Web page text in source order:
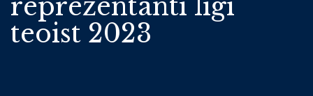
reprezentanti ligi
teoist 2023